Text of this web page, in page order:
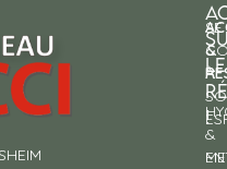
&
&
SE
À
!